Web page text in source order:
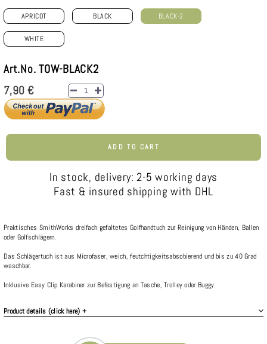
APRICOT BLACK BLACK-2
WHITE
Art.No. TOW-BLACK2
7,90 €
ADD TO CART
In stock, delivery: 2-5 working days
Fast & insured shipping with DHL
Praktisches SmithWorks dreifach gefaltetes Golfhandtuch zur Reinigung von Händen, Ballen
oder Golfschlägern.
Das Schlägertuch ist aus Microfaser, weich, feutchtigkeitsabsobierend und bis zu 40 Grad
waschbar.
Inklusive Easy Clip Karabiner zur Befestigung an Tasche, Trolley oder Buggy.
Product details (click here) +